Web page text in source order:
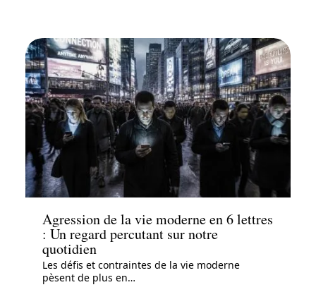
Actu
Agression de la vie moderne en 6 lettres
: Un regard percutant sur notre
quotidien
Les défis et contraintes de la vie moderne
pèsent de plus en…